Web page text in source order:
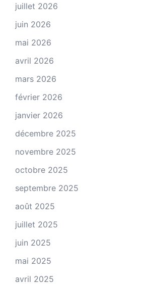
juillet 2026
juin 2026
mai 2026
avril 2026
mars 2026
février 2026
janvier 2026
décembre 2025
novembre 2025
octobre 2025
septembre 2025
août 2025
juillet 2025
juin 2025
mai 2025
avril 2025